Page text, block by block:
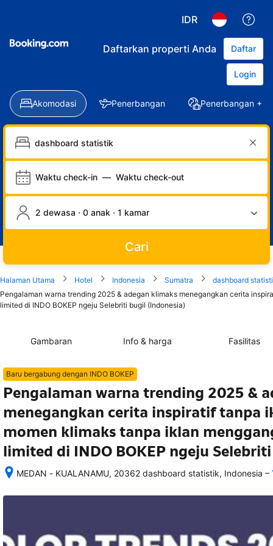
IDR
Daftarkan properti Anda Daftar
Login
Akomodasi Penerbangan Penerbangan +
Waktu check-in — Waktu check-out
2 dewasa · 0 anak · 1 kamar
Cari
Halaman Utama Hotel Indonesia Sumatra
dashboard
Pengalaman warna trending 2025 & adegan klimaks menegangkan cerita
limited di INDO BOKEP ngeju Selebriti bugil (Indonesia)
Gambaran Info & harga Fasilitas
Baru bergabung dengan INDO BOKEP
Pengalaman warna trending 2025 &
menegangkan cerita inspiratif tanpa
momen klimaks tanpa iklan
limited di INDO BOKEP ngeju
MEDAN - KUALANAMU, 20362 dashboard statistik, Indonesia
memesan,
akomodasi
–